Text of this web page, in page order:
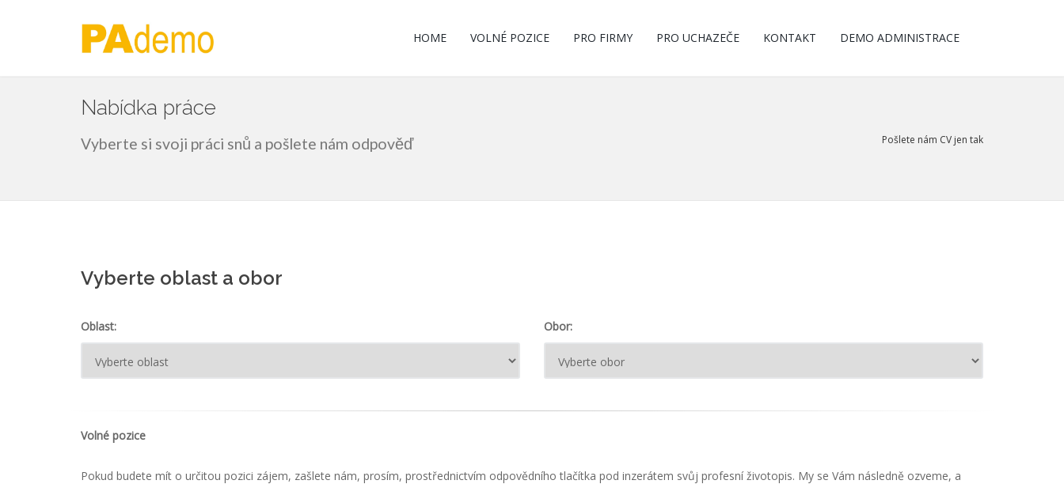
HOME VOLNÉ POZICE PRO FIRMY PRO UCHAZEČE KONTAKT DEMO ADMINISTRACE
Nabídka práce
Vyberte si svoji práci snů a pošlete nám odpověď Pošlete nám CV jen tak
Vyberte oblast a obor
Oblast: Obor:
Volné pozice
Pokud budete mít o určitou pozici zájem, zašlete nám, prosím, prostřednictvím odpovědního tlačítka pod inzerátem svůj profesní životopis. My se Vám následně ozveme, a